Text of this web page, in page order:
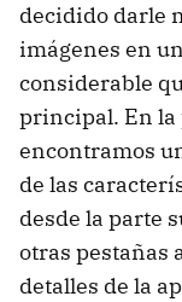
decidido darle
imágenes en
considerable
principal. En
encontramos
de las
desde la parte
otras pestañas
detalles de la